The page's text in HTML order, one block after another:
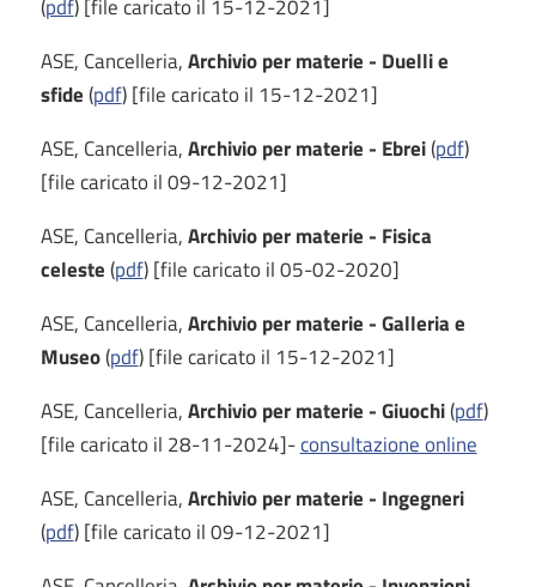
(pdf) [file caricato il 15-12-2021]
ASE, Cancelleria,Archivio per materie - Duelli e
sfide(pdf) [file caricato il 15-12-2021]
ASE, Cancelleria,Archivio per materie - Ebrei(pdf)
[file caricato il 09-12-2021]
ASE, Cancelleria,Archivio per materie - Fisica
celeste(pdf) [file caricato il 05-02-2020]
ASE, Cancelleria,Archivio per materie - Galleria e
Museo(pdf) [file caricato il 15-12-2021]
ASE, Cancelleria,Archivio per materie - Giuochi(pdf)
[file caricato il 28-11-2024]-consultazione online
ASE, Cancelleria,Archivio per materie - Ingegneri
(pdf) [file caricato il 09-12-2021]